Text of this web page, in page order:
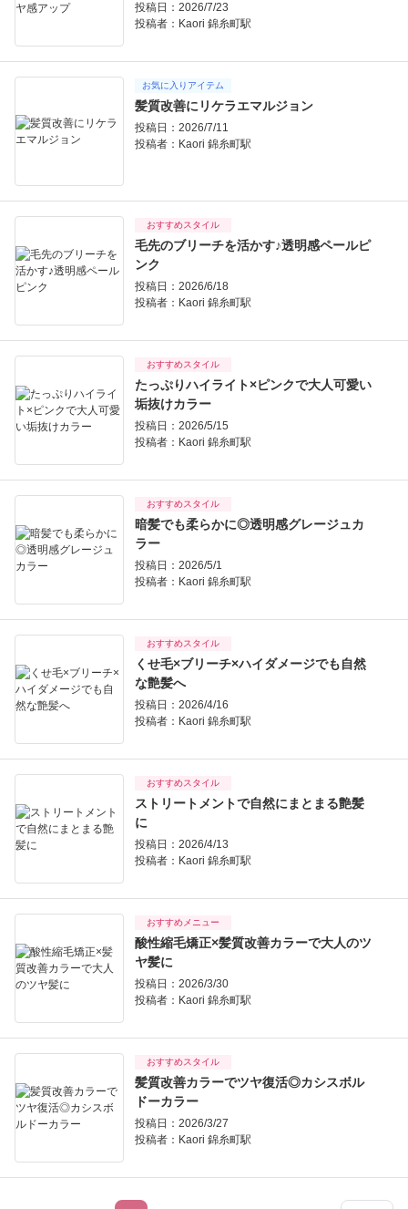
投稿日：2026/7/23
投稿者： Kaori 錦糸町駅
お気に入りアイテム
髪質改善にリケラエマルジョン
投稿日：2026/7/11
投稿者： Kaori 錦糸町駅
おすすめスタイル
毛先のブリーチを活かす♪透明感ペールピ
ンク
投稿日：2026/6/18
投稿者： Kaori 錦糸町駅
おすすめスタイル
たっぷりハイライト×ピンクで大人可愛い
垢抜けカラー
投稿日：2026/5/15
投稿者： Kaori 錦糸町駅
おすすめスタイル
暗髪でも柔らかに◎透明感グレージュカ
ラー
投稿日：2026/5/1
投稿者： Kaori 錦糸町駅
おすすめスタイル
くせ毛×ブリーチ×ハイダメージでも自然
な艶髪へ
投稿日：2026/4/16
投稿者： Kaori 錦糸町駅
おすすめスタイル
ストリートメントで自然にまとまる艶髪
に
投稿日：2026/4/13
投稿者： Kaori 錦糸町駅
おすすめメニュー
酸性縮毛矯正×髪質改善カラーで大人のツ
ヤ髪に
投稿日：2026/3/30
投稿者： Kaori 錦糸町駅
おすすめスタイル
髪質改善カラーでツヤ復活◎カシスボル
ドーカラー
投稿日：2026/3/27
投稿者： Kaori 錦糸町駅